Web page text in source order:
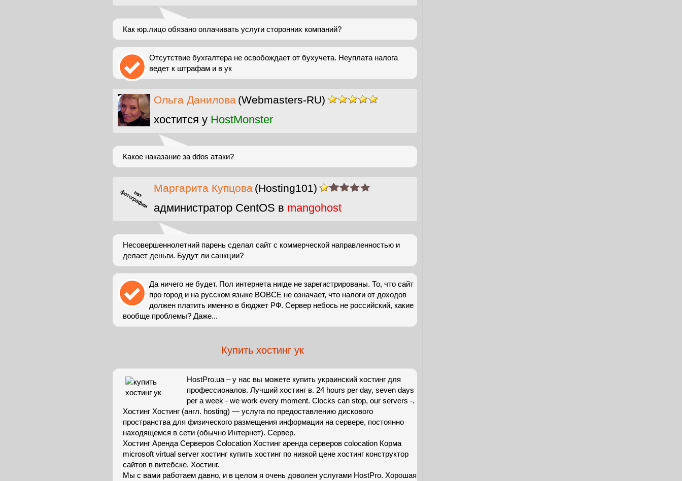
Как юр.лицо обязано оплачивать услуги сторонних компаний?
Отсутствие бухгалтера не освобождает от бухучета. Неуплата налога
ведет к штрафам и в ук
Ольга Данилова (Webmasters-RU)
хостится у HostMonster
Какое наказание за ddos атаки?
Маргарита Купцова (Hosting101)
администратор CentOS в mangohost
Несовершеннолетний парень сделал сайт с коммерческой направленностью и
делает деньги. Будут ли санкции?
Да ничего не будет. Пол интернета нигде не зарегистрированы. То, что сайт
про город и на русском языке ВОВСЕ не означает, что налоги от доходов
должен платить именно в бюджет РФ. Сервер небось не российский, какие
вообще проблемы? Даже...
Купить хостинг ук
HostPro.ua – у нас вы можете купить украинский хостинг для
профессионалов. Лучший хостинг в. 24 hours per day, seven days
per a week - we work every moment. Clocks can stop, our servers -.
Хостинг Хостинг (англ. hosting) — услуга по предоставлению дискового
пространства для физического размещения информации на сервере, постоянно
находящемся в сети (обычно Интернет). Сервер.
Хостинг Аренда Серверов Colocation Хостинг аренда серверов colocation Корма
microsoft virtual server хостинг купить хостинг по низкой цене хостинг конструктор
сайтов в витебске. Хостинг.
Мы с вами работаем давно, и в целом я очень доволен услугами HostPro. Хорошая